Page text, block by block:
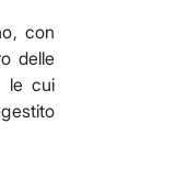
con
delle
le cui